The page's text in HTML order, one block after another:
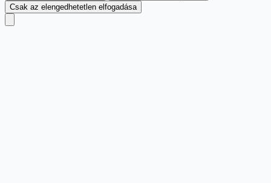
Csak az elengedhetetlen elfogadása